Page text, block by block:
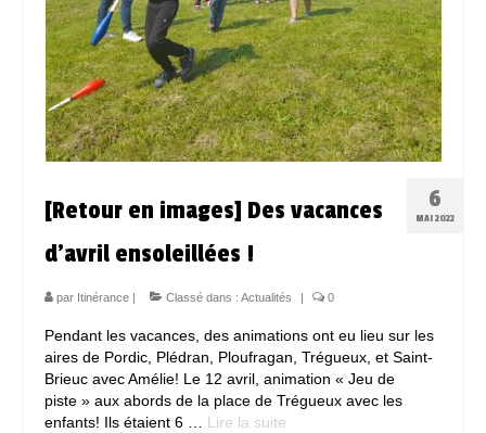
6
MAI 2022
[Retour en images] Des vacances
d’avril ensoleillées !
par Itinérance | Classé dans : Actualités | 0
Pendant les vacances, des animations ont eu lieu sur les
aires de Pordic, Plédran, Ploufragan, Trégueux, et Saint-
Brieuc avec Amélie! Le 12 avril, animation « Jeu de
piste » aux abords de la place de Trégueux avec les
enfants! Ils étaient 6 … Lire la suite­­